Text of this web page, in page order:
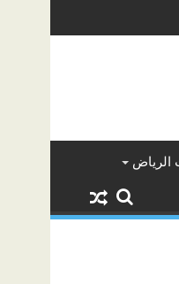
الرياض